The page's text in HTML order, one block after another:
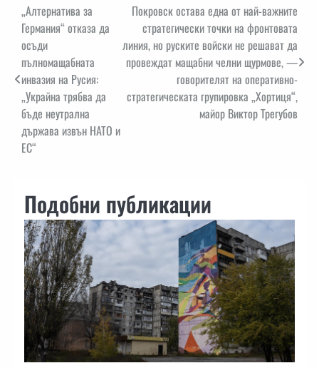
Навигация
„Алтернатива за
Германия“ отказа да
осъди
пълномащабната
инвазия на Русия:
„Украйна трябва да
бъде неутрална
държава извън НАТО и
ЕС“
Покровск остава една от най-важните
стратегически точки на фронтовата
линия, но руските войски не решават да
провеждат мащабни челни щурмове, —
говорителят на оперативно-
стратегическата групировка „Хортиця“,
майор Виктор Трегубов
Подобни публикации